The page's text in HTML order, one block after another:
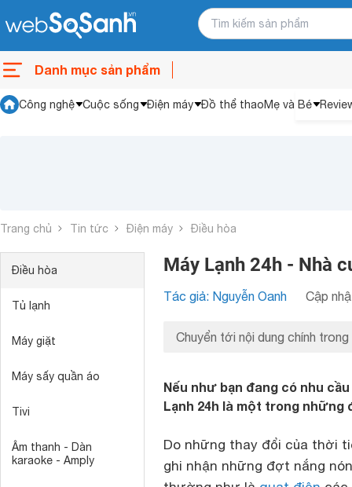
Danh mục sản phẩm
Công nghệ Cuộc sống Điện máy Đồ thể thaoMẹ và Bé
Trang chủ Tin tức Điện máy Điều hòa
Điều hòa
Tủ lạnh
Máy giặt
Máy sấy quần áo
Tivi
Âm thanh - Dàn
karaoke - Amply
Máy Lạnh 24h - Nhà
Tác giả: Nguyễn Oanh Cập
Chuyển tới nội dung chính trong
Nếu như bạn đang có nhu
Lạnh 24h là một trong những
Do những thay đổi của thời
ghi nhận những đợt nắng